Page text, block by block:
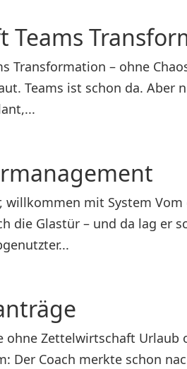
Teams
Transformation – ohne
Teams ist schon da. Aber
willkommen mit System
die Glastür – und da lag er
ohne Zettelwirtschaft Urlaub
Der Coach merkte schon